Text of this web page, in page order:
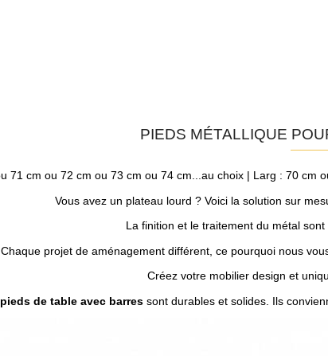
PIEDS MÉTALLIQUE
71 cm ou 72 cm ou 73 cm ou 74 cm...au choix | Larg : 70
Vous avez un plateau lourd ? Voici la solution sur
La finition et le traitement du métal
Chaque projet de aménagement différent, ce pourquoi nous
Créez votre mobilier design et
pieds de table avec barres sont durables et solides. Ils